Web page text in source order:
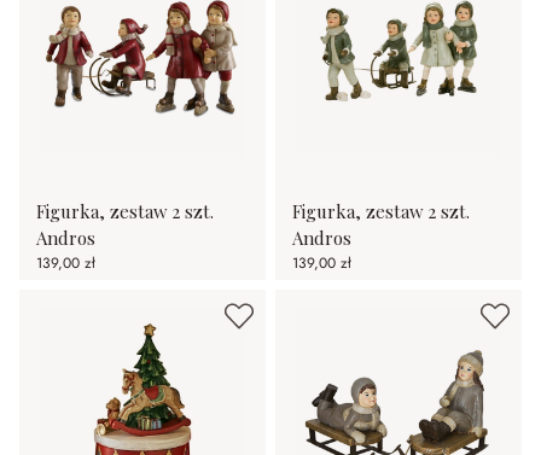
Figurka, zestaw 2 szt.
Andros
139,00 zł
Figurka, zestaw 2 szt.
Andros
139,00 zł